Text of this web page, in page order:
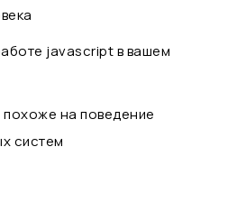
javascript в вашем
на поведение
систем